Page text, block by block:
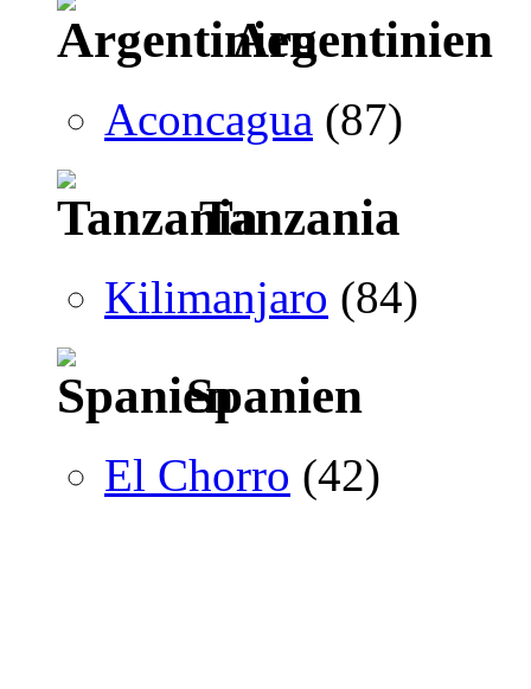
Argentinien
Aconcagua (87)
Tanzania
Kilimanjaro (84)
Spanien
El Chorro (42)